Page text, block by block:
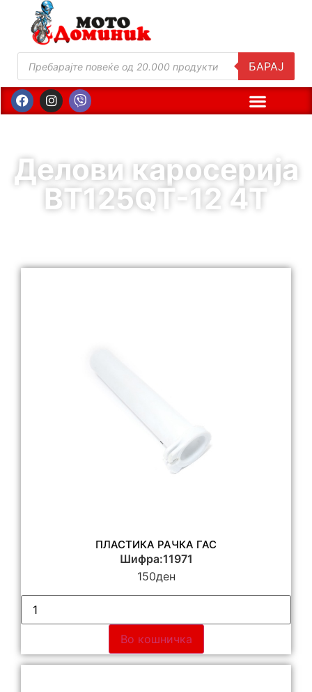
БАРАЈ
Делови каросерија
BT125QT-12 4T
ПЛАСТИКА РАЧКА ГАС
Шифра:11971
150ден
Во кошничка